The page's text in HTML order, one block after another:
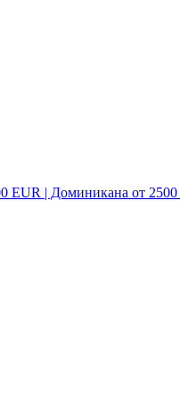
EUR | Доминикана от